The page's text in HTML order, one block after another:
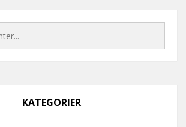
KATEGORIER